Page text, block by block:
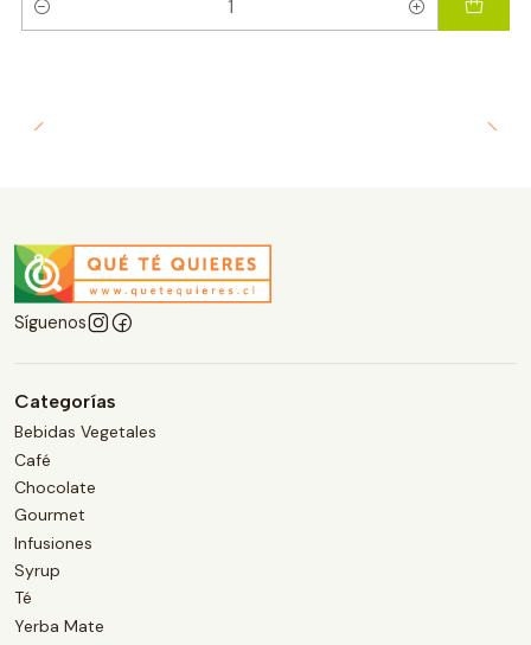
Cantidad
Síguenos
Categorías
Bebidas Vegetales
Café
Chocolate
Gourmet
Infusiones
Syrup
Té
Yerba Mate